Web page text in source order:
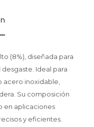
(8%), diseñada para
Ideal para
inoxidable,
Su composición
en aplicaciones
y eficientes.